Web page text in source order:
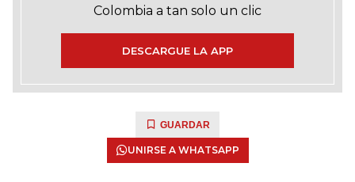
Colombia a tan solo un clic
DESCARGUE LA APP
GUARDAR
UNIRSE A WHATSAPP